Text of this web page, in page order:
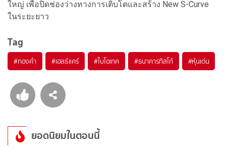
ใหญ่ เพื่อปิดช่องว่างทางการเติบโตและสร้าง New S-Curve
ในระยะยาว
Tag
#ทองคำ #เฮลธ์แคร์ #ไบโอเทค #ธนาคารทิสโก้ #หุ้นเด่น
ยอดนิยมในตอนนี้